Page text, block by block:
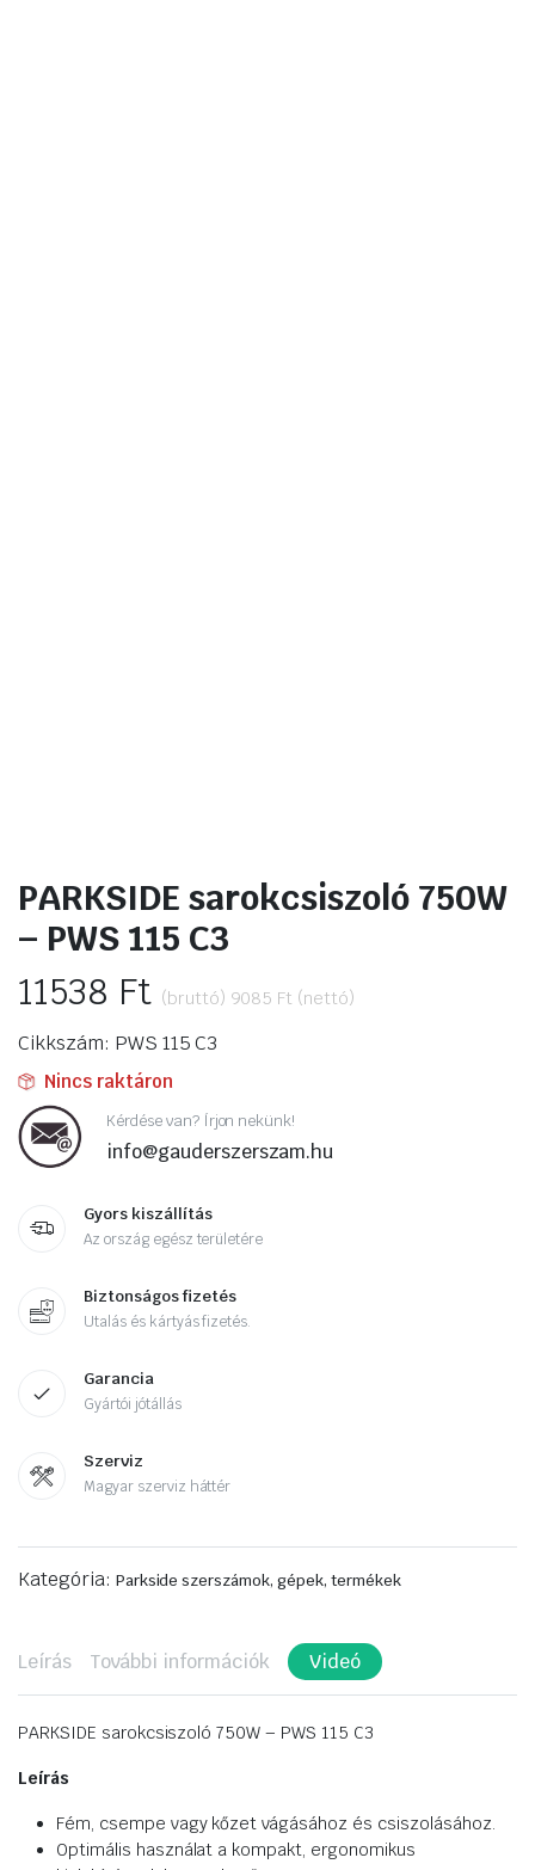
PARKSIDE sarokcsiszoló 750W
– PWS 115 C3
11538 Ft (bruttó) 9085 Ft (nettó)
Cikkszám: PWS 115 C3
Nincs raktáron
Kérdése van? Írjon nekünk!
info@gauderszerszam.hu
Gyors kiszállítás
Az ország egész területére
Biztonságos fizetés
Utalás és kártyás fizetés.
Garancia
Gyártói jótállás
Szerviz
Magyar szerviz háttér
Kategória: Parkside szerszámok, gépek, termékek
Leírás További információk Videó
PARKSIDE sarokcsiszoló 750W – PWS 115 C3
Leírás
Fém, csempe vagy kőzet vágásához és csiszolásához.
Optimális használat a kompakt, ergonomikus